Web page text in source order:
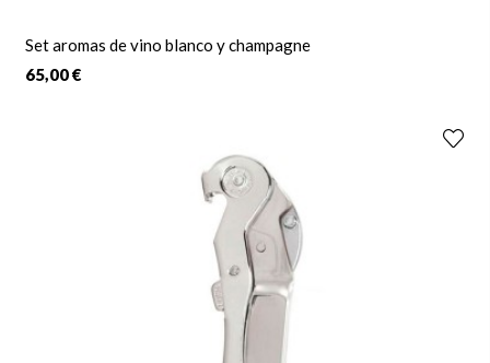
Set aromas de vino blanco y champagne
65,00 €